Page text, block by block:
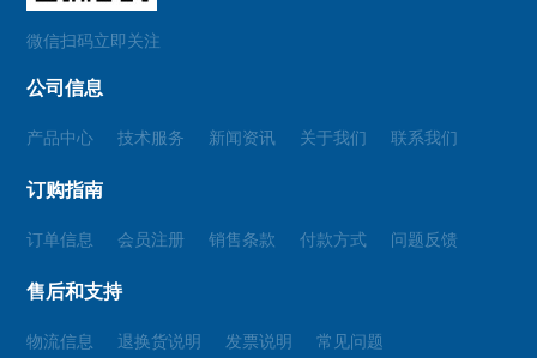
微信扫码立即关注
公司信息
产品中心 技术服务 新闻资讯 关于我们 联系我们
订购指南
订单信息 会员注册 销售条款 付款方式 问题反馈
售后和支持
物流信息 退换货说明 发票说明 常见问题